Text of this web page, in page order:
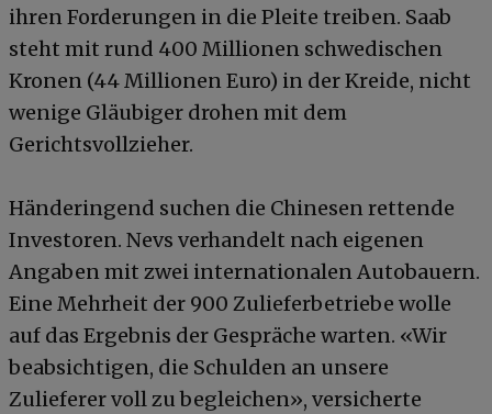
ihren Forderungen in die Pleite treiben. Saab
steht mit rund 400 Millionen schwedischen
Kronen (44 Millionen Euro) in der Kreide, nicht
wenige Gläubiger drohen mit dem
Gerichtsvollzieher.
Händeringend suchen die Chinesen rettende
Investoren. Nevs verhandelt nach eigenen
Angaben mit zwei internationalen Autobauern.
Eine Mehrheit der 900 Zulieferbetriebe wolle
auf das Ergebnis der Gespräche warten. «Wir
beabsichtigen, die Schulden an unsere
Zulieferer voll zu begleichen», versicherte